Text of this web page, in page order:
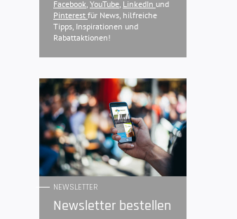
Facebook, YouTube, LinkedIn und
Pinterest für News, hilfreiche
Tipps, Inspirationen und
Rabattaktionen!
NEWSLETTER
Newsletter bestellen